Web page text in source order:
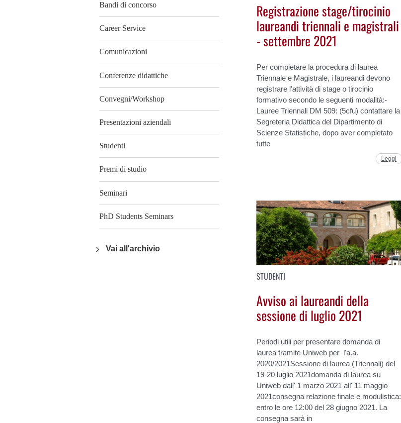
Bandi di concorso
Career Service
Comunicazioni
Conferenze didattiche
Convegni/Workshop
Presentazioni aziendali
Studenti
Premi di studio
Seminari
PhD Students Seminars
Vai all'archivio
Registrazione stage/tirocinio
laureandi triennali e magistrali
- settembre 2021
Per completare la procedura di laurea
Triennale e Magistrale, i laureandi devono
registrare l'attività di stage o tirocinio
formativo secondo le seguenti modalità:-
Lauree Triennali DM 509: (5cfu) contattare la
Segreteria Didattica del Dipartimento di
Scienze Statistiche, dopo aver completato
tutte
Leggi
STUDENTI
Avviso ai laureandi della
sessione di luglio 2021
Periodi utili per presentare domanda di
laurea tramite Uniweb per l'a.a.
2020/2021Sessione di laurea (Triennali) del
19-20 luglio 2021domanda di laurea su
Uniweb dall' 1 marzo 2021 all' 11 maggio
2021consegna relazione finale e modulistica:
entro le ore 12:00 del 28 giugno 2021. La
consegna sarà in